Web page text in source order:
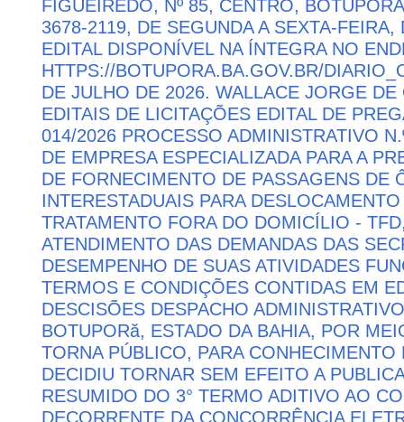
FIGUEIREDO, Nº 85, CENTRO,
3678-2119, DE SEGUNDA A SEXTA-
EDITAL DISPONÍVEL NA ÍNTEGRA NO
HTTPS://BOTUPORA.BA.GOV.BR/
DE JULHO DE 2026. WALLACE JORGE
EDITAIS DE LICITAÇÕES EDITAL DE
014/2026 PROCESSO ADMINISTRATIVO
DE EMPRESA ESPECIALIZADA PARA A
DE FORNECIMENTO DE PASSAGENS DE
INTERESTADUAIS PARA
TRATAMENTO FORA DO DOMICÍLIO -
ATENDIMENTO DAS DEMANDAS DAS
DESEMPENHO DE SUAS ATIVIDADES
TERMOS E CONDIÇÕES CONTIDAS EM
DESCISÕES DESPACHO
BOTUPORă, ESTADO DA BAHIA, POR
TORNA PÚBLICO, PARA
DECIDIU TORNAR SEM EFEITO A
RESUMIDO DO 3° TERMO ADITIVO AO
DECORRENTE DA CONCORRÊNCIA